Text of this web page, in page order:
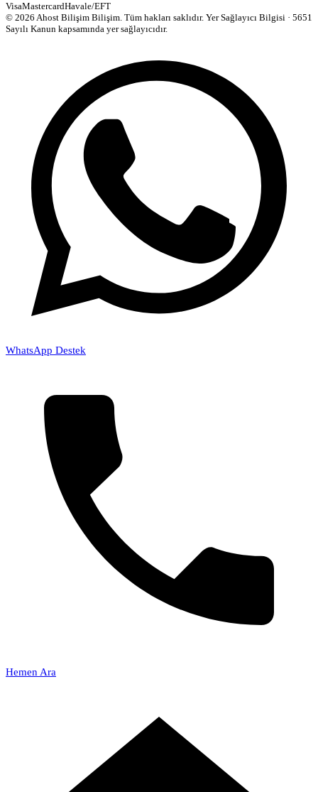
VisaMastercardHavale/EFT
© 2026 Ahost Bilişim Bilişim. Tüm hakları saklıdır. Yer Sağlayıcı Bilgisi · 5651
Sayılı Kanun kapsamında yer sağlayıcıdır.
WhatsApp Destek
Hemen Ara